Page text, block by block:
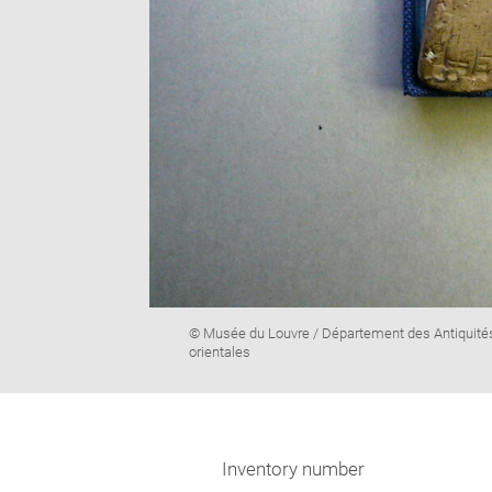
Image
caption:
© Musée du Louvre / Département des
orientales
Inventory number